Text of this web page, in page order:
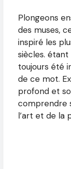
Plongeons
des muses,
inspiré les
siècles. étant
toujours été
de ce mot.
profond et
comprendre
l’art et de la